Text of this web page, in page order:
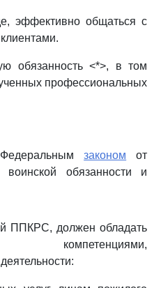
эффективно общаться с
обязанность <*>, в том
профессиональных
законом от
обязанности и
ППКРС, должен обладать
компетенциями,